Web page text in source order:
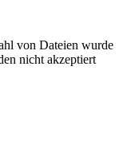
von Dateien wurde
nicht akzeptiert